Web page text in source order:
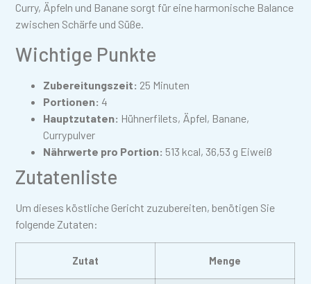
Curry, Äpfeln und Banane sorgt für eine harmonische Balance
zwischen Schärfe und Süße.
Wichtige Punkte
Zubereitungszeit: 25 Minuten
Portionen: 4
Hauptzutaten: Hühnerfilets, Äpfel, Banane,
Currypulver
Nährwerte pro Portion: 513 kcal, 36,53 g Eiweiß
Zutatenliste
Um dieses köstliche Gericht zuzubereiten, benötigen Sie
folgende Zutaten:
Zutat Menge